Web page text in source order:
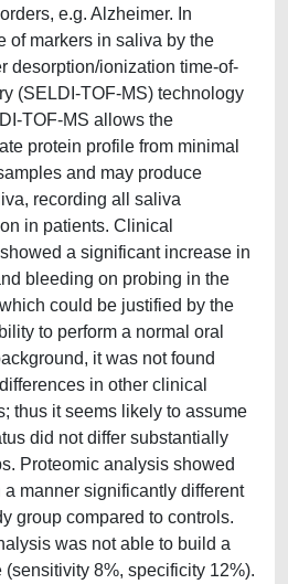
e.g. Alzheimer. In
of markers in saliva by the
desorption/ionization time-of-
(SELDI-TOF-MS) technology
TOF-MS allows the
protein profile from minimal
and may produce
recording all saliva
in patients. Clinical
a significant increase in
bleeding on probing in the
could be justified by the
to perform a normal oral
it was not found
in other clinical
thus it seems likely to assume
did not differ substantially
Proteomic analysis showed
manner significantly different
group compared to controls.
was not able to build a
8%, specificity 12%).